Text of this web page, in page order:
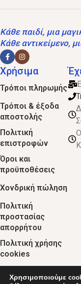
Κάθε παιδί, μια
Κάθε αντικείμενο,
Χρήσιμα
Τρόποι πληρωμής
Τρόποι & έξοδα
αποστολής
Πολιτική
επιστροφών
Όροι και
προϋποθέσεις
Χονδρική πώληση
Πολιτική
προστασίας
απορρήτου
Πολιτική χρήσης
cookies
Χρησιμοποιούμε